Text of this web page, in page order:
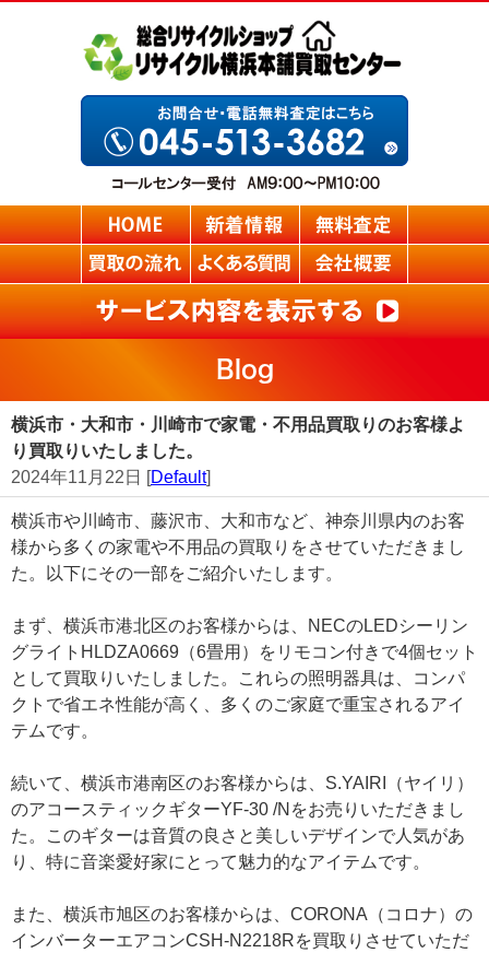
Blog
横浜市・大和市・川崎市で家電・不用品買取りのお客様よ
り買取りいたしました。
2024年11月22日 [Default]
横浜市や川崎市、藤沢市、大和市など、神奈川県内のお客
様から多くの家電や不用品の買取りをさせていただきまし
た。以下にその一部をご紹介いたします。
まず、横浜市港北区のお客様からは、NECのLEDシーリン
グライトHLDZA0669（6畳用）をリモコン付きで4個セット
として買取りいたしました。これらの照明器具は、コンパ
クトで省エネ性能が高く、多くのご家庭で重宝されるアイ
テムです。
続いて、横浜市港南区のお客様からは、S.YAIRI（ヤイリ）
のアコースティックギターYF-30 /Nをお売りいただきまし
た。このギターは音質の良さと美しいデザインで人気があ
り、特に音楽愛好家にとって魅力的なアイテムです。
また、横浜市旭区のお客様からは、CORONA（コロナ）の
インバーターエアコンCSH-N2218Rを買取りさせていただ